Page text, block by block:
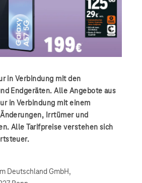
in Verbindung mit den
Endgeräten. Alle Angebote aus
in Verbindung mit einem
Irrtümer und
Alle Tarifpreise verstehen sich
Deutschland GmbH,